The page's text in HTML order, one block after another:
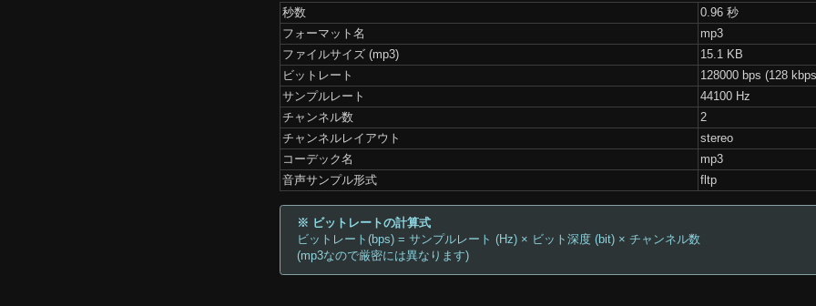
秒数
0.96 秒
フォーマット名
mp3
ファイルサイズ (mp3)
15.1 KB
ビットレート
128000 bps (128
サンプルレート
44100 Hz
チャンネル数
2
チャンネルレイアウト
stereo
コーデック名
mp3
音声サンプル形式
fltp
※ ビットレートの計算式
ビットレート(bps) = サンプルレート (Hz) × ビット深度 (bit) × チャンネル数
(mp3なので厳密には異なります)